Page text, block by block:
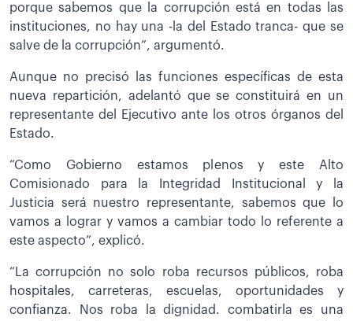
porque sabemos que la corrupción está en todas las
instituciones, no hay una -la del Estado tranca- que se
salve de la corrupción”, argumentó.
Aunque no precisó las funciones específicas de esta
nueva repartición, adelantó que se constituirá en un
representante del Ejecutivo ante los otros órganos del
Estado.
“Como Gobierno estamos plenos y este Alto
Comisionado para la Integridad Institucional y la
Justicia será nuestro representante, sabemos que lo
vamos a lograr y vamos a cambiar todo lo referente a
este aspecto”, explicó.
“La corrupción no solo roba recursos públicos, roba
hospitales, carreteras, escuelas, oportunidades y
confianza. Nos roba la dignidad. combatirla es una